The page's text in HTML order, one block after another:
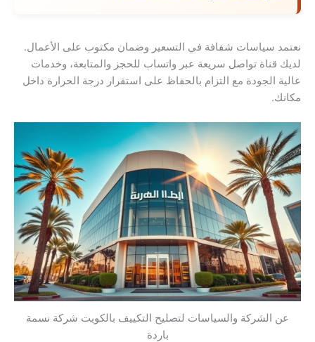
نعتمد سياسات شفافة في التسعير وضمان مكتوب على الأعمال.
لديك قناة تواصل سريعة عبر واتساب للحجز والمتابعة، وخدمات
عالية الجودة مع التزام بالحفاظ على استقرار درجة الحرارة داخل
مكانك.
عن الشركة والسياسات لتصليح التكييف بالكويت شركة نسمة
باردة